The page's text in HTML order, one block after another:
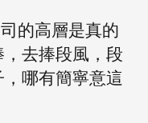
的高層是真的
去捧段風，段
哪有簡寧意這